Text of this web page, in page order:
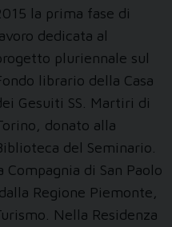
la prima fase di
dedicata al
pluriennale sul
librario della Casa
Gesuiti SS. Martiri di
donato alla
del Seminario.
di San Paolo
Regione Piemonte,
Nella Residenza